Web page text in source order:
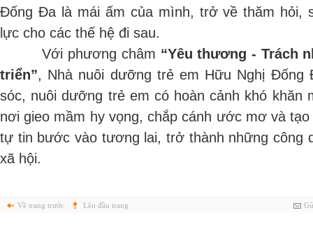
Đống Đa là mái ấm của mình, trở về thăm hỏi,
lực cho các thế hệ đi sau.
Với phương châm “Yêu thương - Trách
triển”, Nhà nuôi dưỡng trẻ em Hữu Nghị Đống
sóc, nuôi dưỡng trẻ em có hoàn cảnh khó khăn
nơi gieo mầm hy vọng, chắp cánh ước mơ và
tự tin bước vào tương lai, trở thành những công
xã hội.
Về trang trước Lên đầu trang